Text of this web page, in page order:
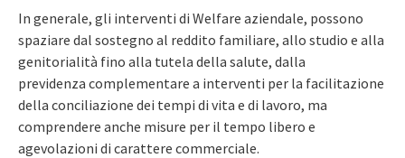
In generale, gli interventi di Welfare aziendale, possono
spaziare dal sostegno al reddito familiare, allo studio e alla
genitorialità fino alla tutela della salute, dalla
previdenza complementare a interventi per la facilitazione
della conciliazione dei tempi di vita e di lavoro, ma
comprendere anche misure per il tempo libero e
agevolazioni di carattere commerciale.